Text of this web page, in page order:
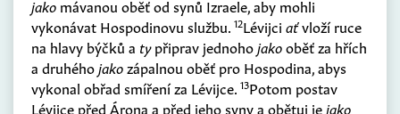
jako mávanou oběť od synů Izraele, aby mohli
vykonávat Hospodinovu službu. 12Lévijci aťvloží ruce
na hlavy býčků a typřiprav jednohojakooběť za hřích
a druhéhojakozápalnou oběť pro Hospodina, abys
vykonal obřad smíření za Lévijce. 13Potom postav
Lévijce před Árona a před jeho syny a obětuj jejako